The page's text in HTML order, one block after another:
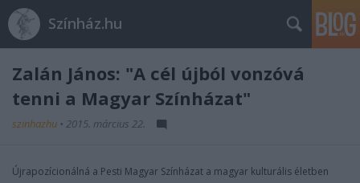
Színház.hu
Zalán János: "A cél újból vonzóvá
tenni a Magyar Színházat"
szinhazhu • 2015. március 22.
Újrapozícionálná a Pesti Magyar Színházat a magyar kulturális életben